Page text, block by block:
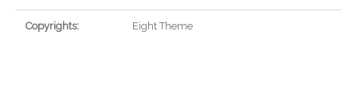
Copyrights: Eight Theme